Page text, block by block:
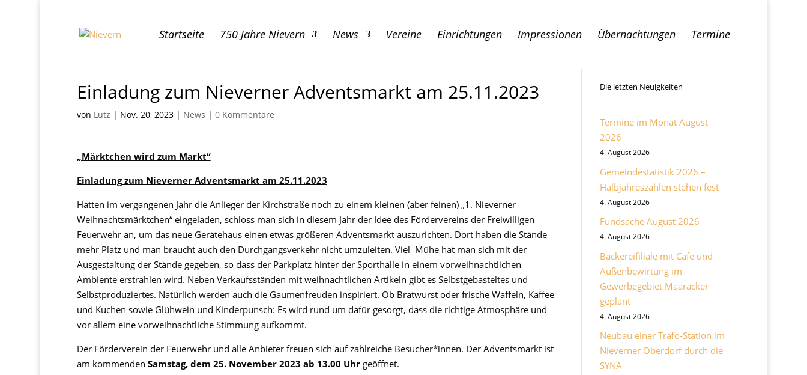
Startseite 750 Jahre Nievern News Vereine Einrichtungen Impressionen Übernachtungen Termine
Einladung zum Nieverner Adventsmarkt am 25.11.2023
von Lutz | Nov. 20, 2023| News | 0 Kommentare
„Märktchen wird zum Markt“
Einladung zum Nieverner Adventsmarkt am 25.11.2023
Hatten im vergangenen Jahr die Anlieger der Kirchstraße noch zu einem kleinen (aber feinen) „1. Nieverner
Weihnachtsmärktchen“ eingeladen, schloss man sich in diesem Jahr der Idee des Fördervereins der Freiwilligen
Feuerwehr an, um das neue Gerätehaus einen etwas größeren Adventsmarkt auszurichten. Dort haben die Stände
mehr Platz und man braucht auch den Durchgangsverkehr nicht umzuleiten. Viel Mühe hat man sich mit der
Ausgestaltung der Stände gegeben, so dass der Parkplatz hinter der Sporthalle in einem vorweihnachtlichen
Ambiente erstrahlen wird. Neben Verkaufsständen mit weihnachtlichen Artikeln gibt es Selbstgebasteltes und
Selbstproduziertes. Natürlich werden auch die Gaumenfreuden inspiriert. Ob Bratwurst oder frische Waffeln, Kaffee
und Kuchen sowie Glühwein und Kinderpunsch: Es wird rund um dafür gesorgt, dass die richtige Atmosphäre und
vor allem eine vorweihnachtliche Stimmung aufkommt.
Der Förderverein der Feuerwehr und alle Anbieter freuen sich auf zahlreiche Besucher*innen. Der Adventsmarkt ist
am kommenden Samstag, dem 25. November 2023 ab 13.00 Uhrgeöffnet.
Die letzten Neuigkeiten
Termine im Monat August
2026
4. August 2026
Gemeindestatistik 2026 –
Halbjahreszahlen stehen fest
4. August 2026
Fundsache August 2026
4. August 2026
Bäckereifiliale mit Cafe und
Außenbewirtung im
Gewerbegebiet Maaracker
geplant
4. August 2026
Neubau einer Trafo-Station im
Nieverner Oberdorf durch die
SYNA